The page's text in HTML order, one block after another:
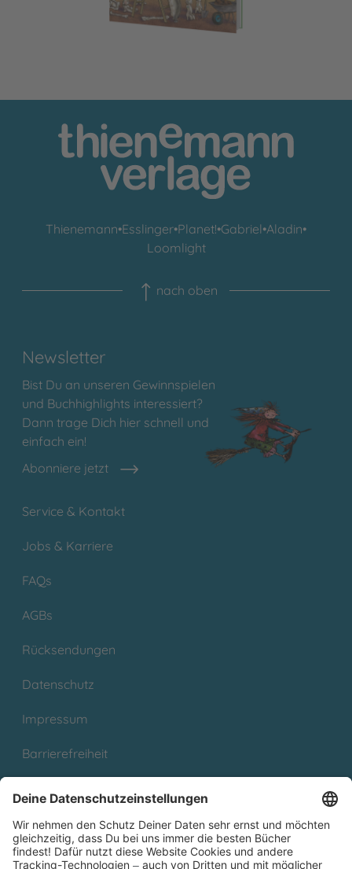
Thienemann•Esslinger•Planet!•Gabriel•Aladin•
Loomlight
nach oben
Newsletter
Bist Du an unseren Gewinnspielen
und Buchhighlights interessiert?
Dann trage Dich hier schnell und
einfach ein!
Abonniere jetzt
Service & Kontakt
Jobs & Karriere
FAQs
AGBs
Rücksendungen
Datenschutz
Impressum
Barrierefreiheit
Partnerprogramm (Affiliate)